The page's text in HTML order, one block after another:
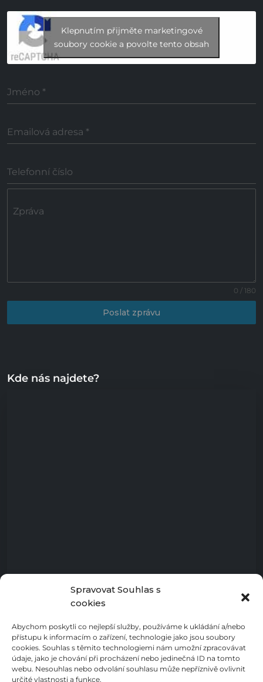
Spravovat Souhlas s
cookies
Abychom poskytli co nejlepší služby, používáme k ukládání a/nebo
přístupu k informacím o zařízení, technologie jako jsou soubory
cookies. Souhlas s těmito technologiemi nám umožní zpracovávat
údaje, jako je chování při procházení nebo jedinečná ID na tomto
webu. Nesouhlas nebo odvolání souhlasu může nepříznivě ovlivnit
určité vlastnosti a funkce.
Klepnutím přijměte marketingové
soubory cookie a povolte tento obsah
Jméno *
Emailová adresa *
Telefonní číslo
Zpráva
0 / 180
Poslat zprávu
Kde nás najdete?